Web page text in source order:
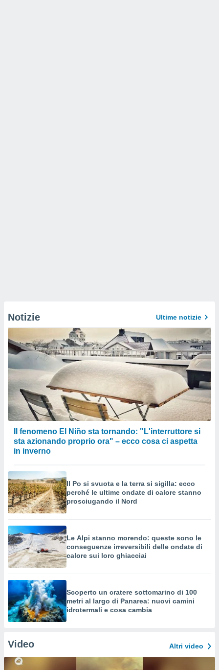
Notizie Ultime notizie
Il fenomeno El Niño sta tornando: "L'interruttore si
sta azionando proprio ora" – ecco cosa ci aspetta
in inverno
Il Po si svuota e la terra si sigilla: ecco
perché le ultime ondate di calore stanno
prosciugando il Nord
Le Alpi stanno morendo: queste sono le
conseguenze irreversibili delle ondate di
calore sui loro ghiacciai
Scoperto un cratere sottomarino di 100
metri al largo di Panarea: nuovi camini
idrotermali e cosa cambia
Video Altri video